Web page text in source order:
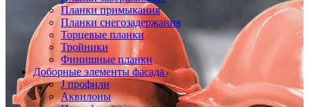
Планки примыкания
Планки снегозадержания
Торцевые планки
Тройники
Финишные планки
Доборные элементы фасада
J профили
Аквилоны